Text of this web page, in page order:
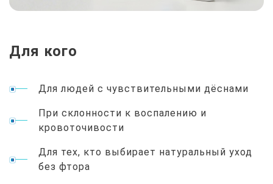
Для кого
Для людей с чувствительными дёснами
При склонности к воспалению и
кровоточивости
Для тех, кто выбирает натуральный уход
без фтора